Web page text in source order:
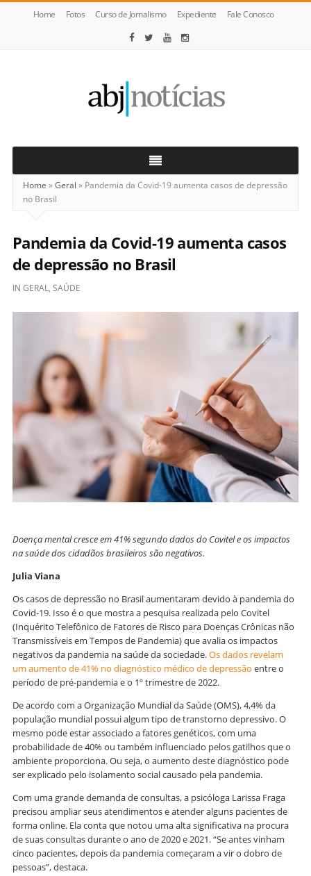
Home Fotos Curso de Jornalismo Expediente Fale Conosco
Notícias
Home »Geral » Pandemia da Covid-19 aumenta casos de depressão
no Brasil
Pandemia da Covid-19 aumenta casos
de depressão no Brasil
IN GERAL, SAÚDE
Doença mental cresce em 41% segundo dados do Covitel e os impactos
na saúde dos cidadãos brasileiros são negativos.
Julia Viana
Os casos de depressão no Brasil aumentaram devido à pandemia do
Covid-19. Isso é o que mostra a pesquisa realizada pelo Covitel
(Inquérito Telefônico de Fatores de Risco para Doenças Crônicas não
Transmissíveis em Tempos de Pandemia) que avalia os impactos
negativos da pandemia na saúde da sociedade.Os dados revelam
um aumento de 41% no diagnóstico médico de depressão entre o
período de pré-pandemia e o 1º trimestre de 2022.
De acordo com a Organização Mundial da Saúde (OMS), 4,4% da
população mundial possui algum tipo de transtorno depressivo. O
mesmo pode estar associado a fatores genéticos, com uma
probabilidade de 40% ou também influenciado pelos gatilhos que o
ambiente proporciona. Ou seja, o aumento deste diagnóstico pode
ser explicado pelo isolamento social causado pela pandemia.
Com uma grande demanda de consultas, a psicóloga Larissa Fraga
precisou ampliar seus atendimentos e atender alguns pacientes de
forma online. Ela conta que notou uma alta significativa na procura
de suas consultas durante o ano de 2020 e 2021. “Se antes vinham
cinco pacientes, depois da pandemia começaram a vir o dobro de
pessoas”, destaca.